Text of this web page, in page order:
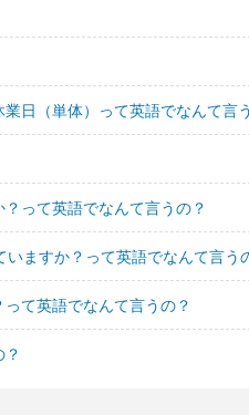
日（単体）って英語でなんて言
って英語でなんて言うの？
ますか？って英語でなんて言う
て英語でなんて言うの？